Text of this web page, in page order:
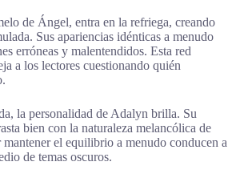
de Ángel, entra en la refriega, creando
Sus apariencias idénticas a menudo
erróneas y malentendidos. Esta red
a los lectores cuestionando quién
la personalidad de Adalyn brilla. Su
bien con la naturaleza melancólica de
el equilibrio a menudo conducen a
de temas oscuros.